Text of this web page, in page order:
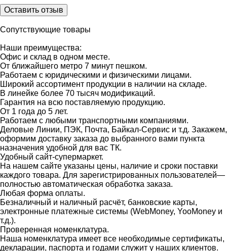
Оставить отзыв
Сопутствующие товары
Наши преимущества:
Офис и склад в одном месте.
От ближайшего метро 7 минут пешком.
Работаем с юридическими и физическими лицами.
Широкий ассортимент продукции в наличии на складе.
В линейке более 70 тысяч модификаций.
Гарантия на всю поставляемую продукцию.
От 1 года до 5 лет.
Работаем с любыми транспортными компаниями.
Деловые Линии, ПЭК, Почта, Байкал-Сервис и т.д. Закажем,
оформим доставку заказа до выбранного вами пункта
назначения удобной для вас ТК.
Удобный сайт-супермаркет.
На нашем сайте указаны цены, наличие и сроки поставки
каждого товара. Для зарегистрированных пользователей—
полностью автоматическая обработка заказа.
Любая форма оплаты.
Безналичный и наличный расчёт, банковские карты,
электронные платежные системы (WebMoney, YooMoney и
т.д.).
Проверенная номенклатура.
Наша номенклатура имеет все необходимые сертификаты,
декларации, паспорта и годами служит у наших клиентов.